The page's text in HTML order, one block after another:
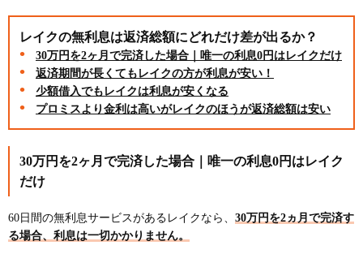
レイクの無利息は返済総額にどれだけ差が出るか？
30万円を2ヶ月で完済した場合｜唯一の利息0円はレイクだけ
返済期間が長くてもレイクの方が利息が安い！
少額借入でもレイクは利息が安くなる
プロミスより金利は高いがレイクのほうが返済総額は安い
30万円を2ヶ月で完済した場合｜唯一の利息0円はレイク
だけ
60日間の無利息サービスがあるレイクなら、 30万円を2ヵ月で完済す
る場合、利息は一切かかりません。